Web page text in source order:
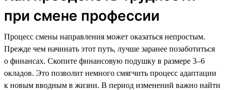
при смене профессии
Процесс смены направления может оказаться непростым.
Прежде чем начинать этот путь, лучше заранее позаботиться
о финансах. Скопите финансовую подушку в размере 3–6
окладов. Это позволит немного смягчить процесс адаптации
к новым вводным в жизни. В период изменений важно найти